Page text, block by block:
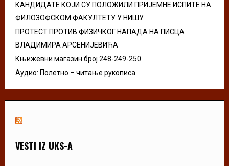
КАНДИДАТЕ КОЈИ СУ ПОЛОЖИЛИ ПРИЈЕМНЕ ИСПИТЕ НА
ФИЛОЗОФСКОМ ФАКУЛТЕТУ У НИШУ
ПРОТЕСТ ПРОТИВ ФИЗИЧКОГ НАПАДА НА ПИСЦА
ВЛАДИМИРА АРСЕНИЈЕВИЋА
Књижевни магазин број 248-249-250
Аудио: Полетно – читање рукописа
VESTI IZ UKS-A